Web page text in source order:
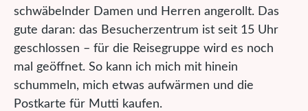
schwäbelnder Damen und Herren angerollt. Das
gute daran: das Besucherzentrum ist seit 15 Uhr
geschlossen – für die Reisegruppe wird es noch
mal geöffnet. So kann ich mich mit hinein
schummeln, mich etwas aufwärmen und die
Postkarte für Mutti kaufen.